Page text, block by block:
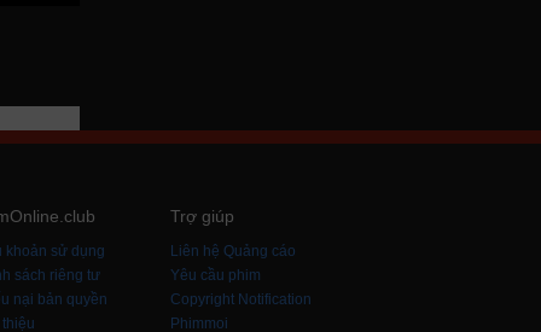
khoản sử dụng
sách riêng tư
nại bản quyền
Trợ giúp
Liên hệ Quảng cáo
Yêu cầu phim
Copyright Notification
Phimmoi